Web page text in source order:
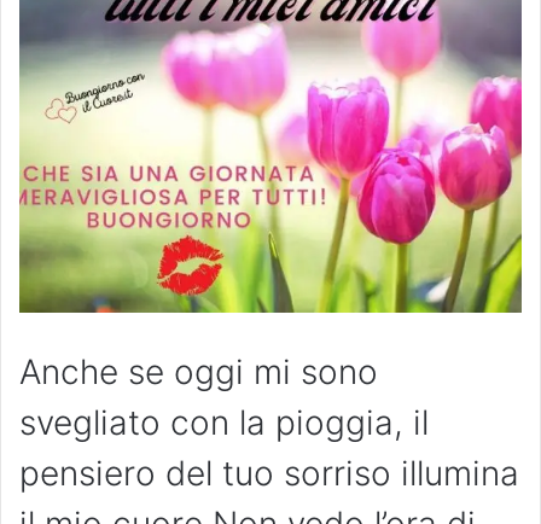
Anche se oggi mi sono
svegliato con la pioggia, il
pensiero del tuo sorriso illumina